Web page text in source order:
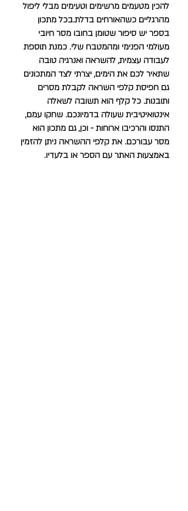
להכין מטעמים מרשימים וטעימים מבלי ליפול
מהרגליים כשהאורחים בדלת.בכל מתכון
בספר יש סיפור שטומן בחובו מסר חיובי
מעולמי הפנימי ומהמטבח שלי. כמנת תוספת
לעבודה עצמית, להשראה ואנרגיה טובה
שתאיר לכם את הימים, יצרתי לצד המתכונים
גם חפיסת קלפי השראה לקבלת מסרים
ותובנות. כל קלף הוא תשובה לשאלה
אינטואיטיבית שעולה בדמיונכם. שחקו עמם,
התנסו והרכיבו ארוחות - וכן, גם מתכון הוא
מסר עבורכם. את קלפי ההשראה ניתן להזמין
באמצעות האתר עם הספר או בלעדיו.